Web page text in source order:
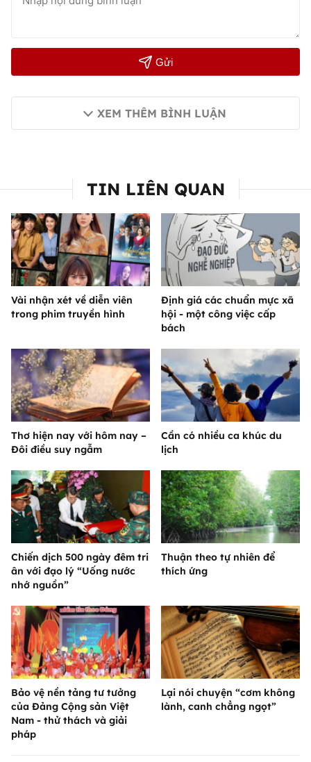
Gửi
XEM THÊM BÌNH LUẬN
TIN LIÊN QUAN
Vài nhận xét về diễn viên
trong phim truyền hình
Định giá các chuẩn mực xã
hội - một công việc cấp
bách
Thơ hiện nay với hôm nay –
Đôi điều suy ngẫm
Cần có nhiều ca khúc du
lịch
Chiến dịch 500 ngày đêm tri
ân với đạo lý “Uống nước
nhớ nguồn”
Thuận theo tự nhiên để
thích ứng
Bảo vệ nền tảng tư tưởng
của Đảng Cộng sản Việt
Nam - thử thách và giải
pháp
Lại nói chuyện “cơm không
lành, canh chẳng ngọt”